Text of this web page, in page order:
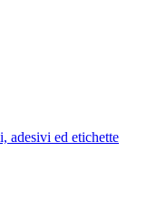
adesivi ed etichette